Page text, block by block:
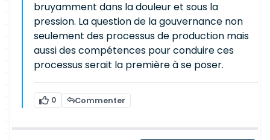
bruyamment dans la douleur et sous la
pression. La question de la gouvernance non
seulement des processus de production mais
aussi des compétences pour conduire ces
processus serait la première à se poser.
0 Commenter